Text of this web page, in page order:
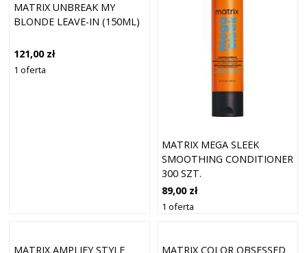
MATRIX UNBREAK MY
BLONDE LEAVE-IN (150ML)
121,00 zł
1 oferta
MATRIX MEGA SLEEK
SMOOTHING CONDITIONER
300 SZT.
89,00 zł
1 oferta
MATRIX AMPLIFY STYLE MATRIX COLOR OBSESSED